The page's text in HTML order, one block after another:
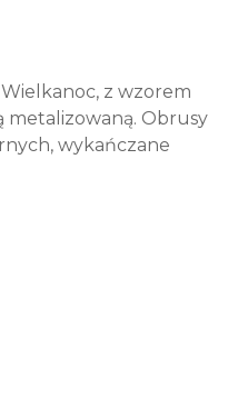
z wzorem
metalizowaną. Obrusy
wykańczane